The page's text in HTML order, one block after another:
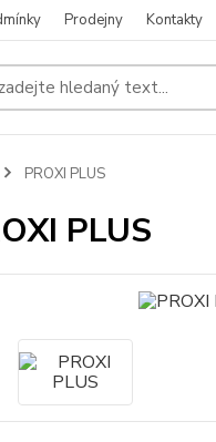
Prodejny Kontakty
PROXI PLUS
PLUS